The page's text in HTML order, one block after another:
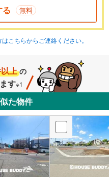
る 無料
こちらからご連絡ください。
上の
す※1
た物件